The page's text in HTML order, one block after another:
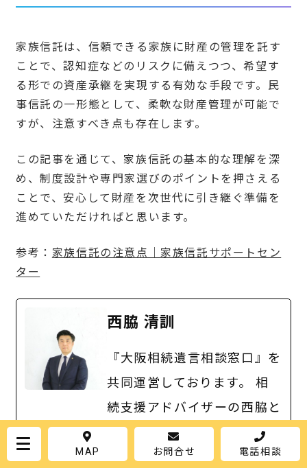
家族信託は、信頼できる家族に財産の管理を託す
ことで、認知症などのリスクに備えつつ、希望す
る形での資産承継を実現する有効な手段です。民
事信託の一形態として、柔軟な財産管理が可能で
すが、注意すべき点も存在します。
この記事を通じて、家族信託の基本的な理解を深
め、制度設計や専門家選びのポイントを押さえる
ことで、安心して財産を次世代に引き継ぐ準備を
進めていただければと思います。
参考： 家族信託の注意点｜家族信託サポートセン
ター
西脇 清訓
『大阪相続遺言相談窓口』を
共同運営しております。 相
続支援アドバイザーの西脇と
申します。 大阪・兵庫の関
西エリアを中心に、相続相
MAP お問合せ 電話相談